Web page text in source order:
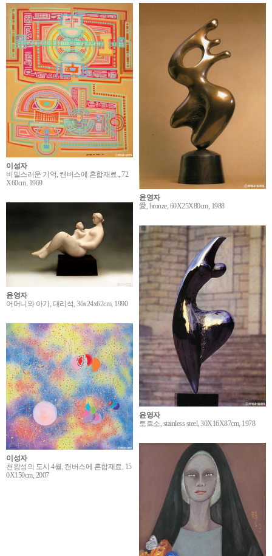
이성자
비밀스러운 기억, 캔버스에 혼합재료., 72
X60cm, 1969
윤영자
愛, bronze, 60X25X80cm, 1988
윤영자
어머니와 아기, 대리석, 36x24x62cm, 1990
윤영자
토르소, stainless steel, 30X16X87cm, 1978
이성자
천왕성의 도시 4월, 캔버스에 혼합재료, 15
0X150cm, 2007